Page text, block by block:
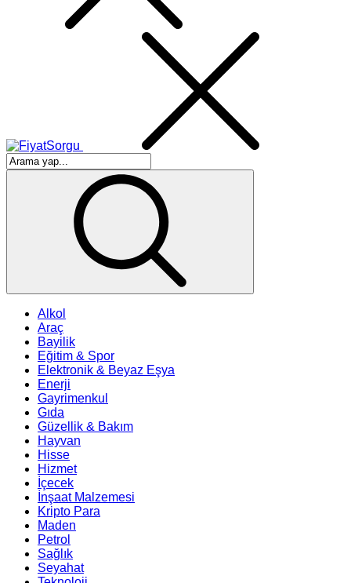
Alkol
Araç
Bayilik
Eğitim & Spor
Elektronik & Beyaz Eşya
Enerji
Gayrimenkul
Gıda
Güzellik & Bakım
Hayvan
Hisse
Hizmet
İçecek
İnşaat Malzemesi
Kripto Para
Maden
Petrol
Sağlık
Seyahat